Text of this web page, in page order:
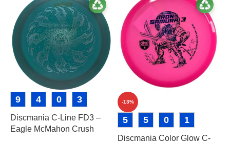
9 4 0 3
Discmania C-Line FD3 –
Eagle McMahon Crush
-13%
5 5 0 1
Discmania Color Glow C-